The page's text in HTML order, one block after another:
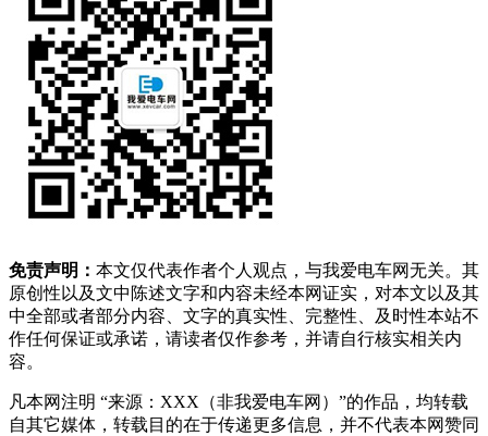
免责声明： 本文仅代表作者个人观点，与我爱电车网无关。其
原创性以及文中陈述文字和内容未经本网证实，对本文以及其
中全部或者部分内容、文字的真实性、完整性、及时性本站不
作任何保证或承诺，请读者仅作参考，并请自行核实相关内
容。
凡本网注明 “来源：XXX（非我爱电车网）”的作品，均转载
自其它媒体，转载目的在于传递更多信息，并不代表本网赞同